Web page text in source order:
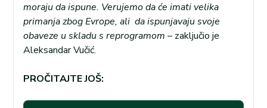
moraju da ispune. Verujemo da će imati velika
primanja zbog Evrope, ali da ispunjavaju svoje
obaveze u skladu s reprogramom – zaključio je
Aleksandar Vučić.
PROČITAJTE JOŠ: